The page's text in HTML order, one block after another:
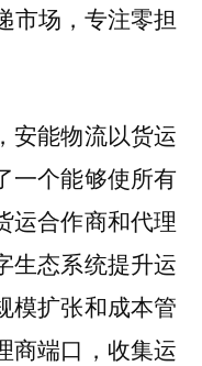
市场，专注零担
安能物流以货运
一个能够使所有
运合作商和代理
生态系统提升运
模扩张和成本管
商端口，收集运